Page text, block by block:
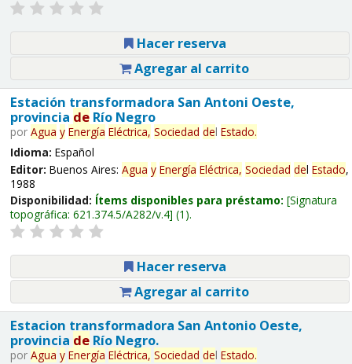
Hacer reserva
Agregar al carrito
Estación transformadora San Antoni Oeste,
provincia deRío Negro
por Agua y Energía Eléctrica, Sociedad del Estado.
Idioma: Español
Editor: Buenos Aires: Agua y Energía Eléctrica, Sociedad del Estado,
1988
Disponibilidad: Ítems disponibles para préstamo: Signatura
topográfica: 621.374.5/A282/v.4 (1).
Hacer reserva
Agregar al carrito
Estacion transformadora San Antonio Oeste,
provincia deRío Negro.
por Agua y Energía Eléctrica, Sociedad del Estado.